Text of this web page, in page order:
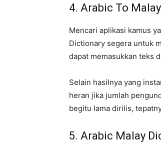
4. Arabic To
Mencari aplikasi kamus
Dictionary segera untuk
dapat memasukkan teks
Selain hasilnya yang
heran jika jumlah
begitu lama dirilis,
5. Arabic Malay